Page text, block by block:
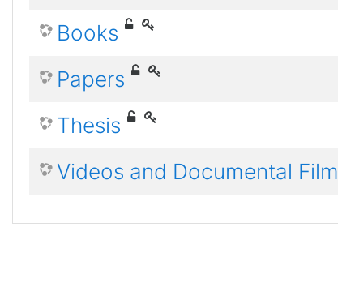
Books
Papers
Thesis
Videos and Documental Film